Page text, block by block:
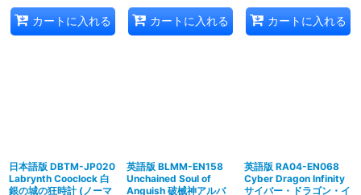
カートに入れる カートに入れる カートに入れる
日本語版 DBTM-JP020
Labrynth Cooclock 白
銀の城の狂時計 (ノーマ
英語版 BLMM-EN158
Unchained Soul of
Anguish 破械神アルバ
英語版 RA04-EN068
Cyber Dragon Infinity
サイバー・ドラゴン・イ